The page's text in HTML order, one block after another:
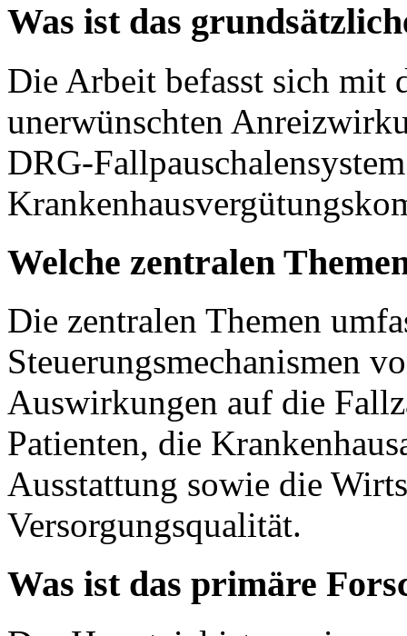
Was ist das
Die Arbeit befasst sich mit
unerwünschten
DRG-
Welche zentralen
Die zentralen Themen
Steuerungsmechanismen
Auswirkungen auf die
Patienten, die
Ausstattung sowie die
Versorgungsqualität.
Was ist das primäre